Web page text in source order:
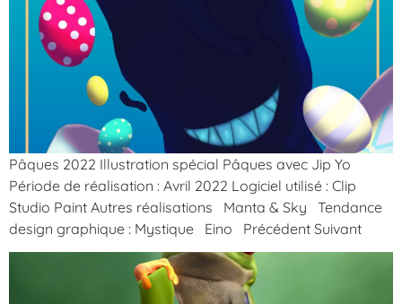
Pâques 2022 Illustration spécial Pâques avec Jip Yo
Période de réalisation : Avril 2022 Logiciel utilisé : Clip
Studio Paint Autres réalisations Manta & Sky Tendance
design graphique : Mystique Eino Précédent Suivant